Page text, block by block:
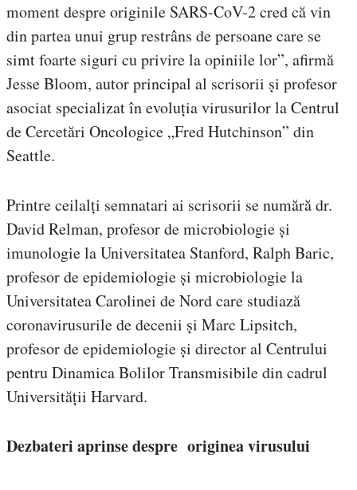
moment despre originile SARS-CoV-2 cred că vin
din partea unui grup restrâns de persoane care se
simt foarte siguri cu privire la opiniile lor”, afirmă
Jesse Bloom, autor principal al scrisorii și profesor
asociat specializat în evoluția virusurilor la Centrul
de Cercetări Oncologice „Fred Hutchinson” din
Seattle.
Printre ceilalți semnatari ai scrisorii se numără dr.
David Relman, profesor de microbiologie și
imunologie la Universitatea Stanford, Ralph Baric,
profesor de epidemiologie și microbiologie la
Universitatea Carolinei de Nord care studiază
coronavirusurile de decenii și Marc Lipsitch,
profesor de epidemiologie și director al Centrului
pentru Dinamica Bolilor Transmisibile din cadrul
Universității Harvard.
Dezbateri aprinse despre originea virusului